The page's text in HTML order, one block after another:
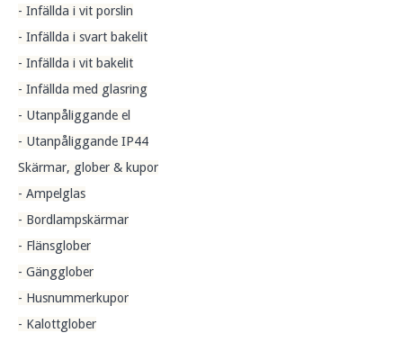
- Infällda i vit porslin
- Infällda i svart bakelit
- Infällda i vit bakelit
- Infällda med glasring
- Utanpåliggande el
- Utanpåliggande IP44
Skärmar, glober & kupor
- Ampelglas
- Bordlampskärmar
- Flänsglober
- Gängglober
- Husnummerkupor
- Kalottglober